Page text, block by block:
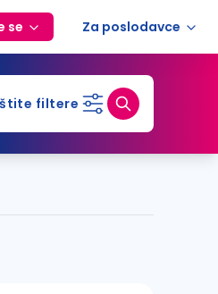
se Za poslodavce
filtere